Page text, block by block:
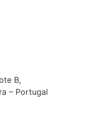
B,
– Portugal